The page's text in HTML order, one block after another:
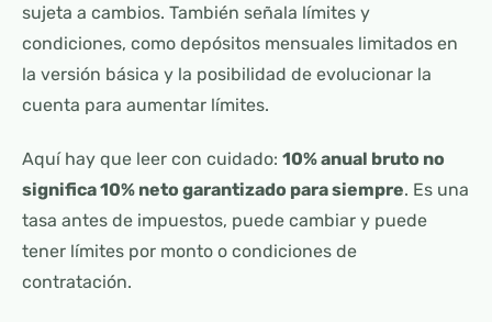
sujeta a cambios. También señala límites y
condiciones, como depósitos mensuales limitados en
la versión básica y la posibilidad de evolucionar la
cuenta para aumentar límites.
Aquí hay que leer con cuidado: 10% anual bruto no
significa 10% neto garantizado para siempre. Es una
tasa antes de impuestos, puede cambiar y puede
tener límites por monto o condiciones de
contratación.